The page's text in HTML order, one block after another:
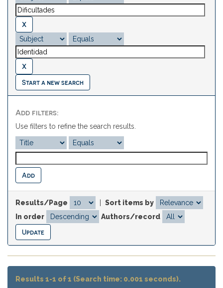
Start a new search
Add filters:
Use filters to refine the search results.
Results/Page
Sort items by
In order
Authors/record
Results 1-1 of 1 (Search time: 0.001 seconds).